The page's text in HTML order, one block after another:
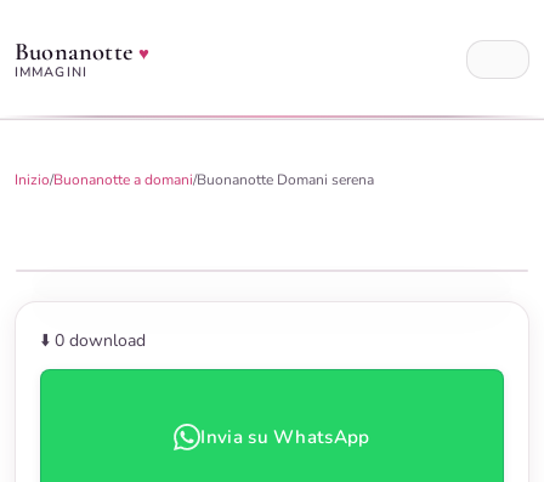
Buonanotte♥
IMMAGINI
Inizio/Buonanotte a domani/Buonanotte Domani serena
⬇️ 0 download
Invia su WhatsApp